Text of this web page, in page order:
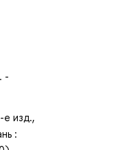
-
изд.,
: